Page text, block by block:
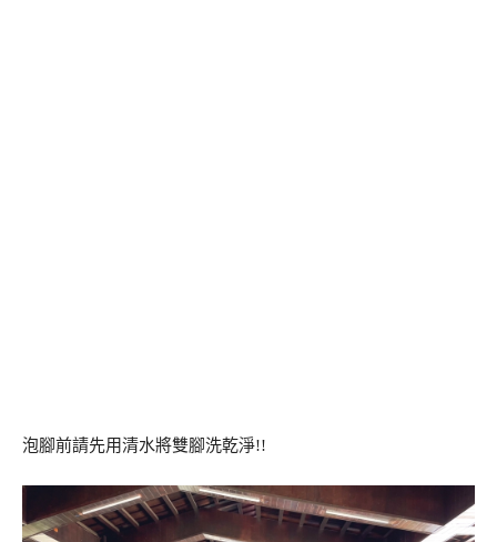
泡腳前請先用清水將雙腳洗乾淨!!